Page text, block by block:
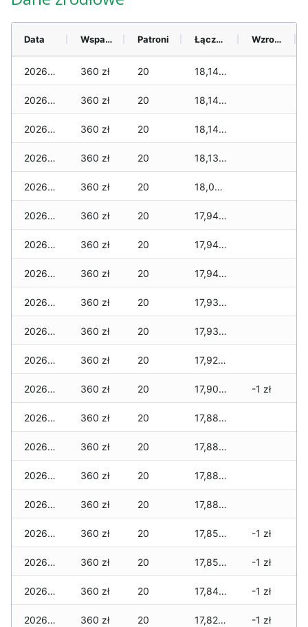
Data Wsparcie Patroni Łącznie Wzrost (28 dni)
2026-08-06 360 zł 20 18,140 zł
2026-08-05 360 zł 20 18,140 zł
2026-08-04 360 zł 20 18,140 zł
2026-08-03 360 zł 20 18,135 zł
2026-08-02 360 zł 20 18,025 zł
2026-08-01 360 zł 20 17,945 zł
2026-07-31 360 zł 20 17,945 zł
2026-07-29 360 zł 20 17,945 zł
2026-07-28 360 zł 20 17,930 zł
2026-07-27 360 zł 20 17,930 zł
2026-07-26 360 zł 20 17,925 zł
2026-07-24 360 zł 20 17,900 zł -1 zł
2026-07-23 360 zł 20 17,885 zł
2026-07-22 360 zł 20 17,885 zł
2026-07-21 360 zł 20 17,880 zł
2026-07-20 360 zł 20 17,880 zł
2026-07-18 360 zł 20 17,855 zł -1 zł
2026-07-17 360 zł 20 17,850 zł -1 zł
2026-07-16 360 zł 20 17,845 zł -1 zł
2026-07-15 360 zł 20 17,820 zł -1 zł